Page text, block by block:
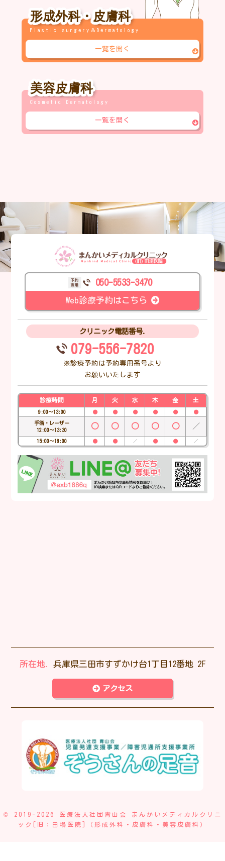
形成外科・皮膚科
Plastic surgery＆Dermatology
一覧を開く
美容皮膚科
Cosmetic Dermatology
一覧を開く
三田市の ま
050-5533-3470
Web診療予約はこちら
クリニック電話番号.
079-556-7820
※診療予約は予約専用番号より
お願いいたします
診療時間 月 火 水 木 金 土
9:00～13:00 ● ● ● ● ● ●
手術・レーザー
12:00～13:30
○ ○ ○ ○ ○ ／
15:00～18:00 ● ● ／ ● ● ／
所在地. 兵庫県三田市すずかけ台1丁目12番地 2F
アクセス
© 2019-2026 医療法人社団青山会 まんかいメディカルクリニ
ック[旧：田場医院]（形成外科・皮膚科・美容皮膚科）